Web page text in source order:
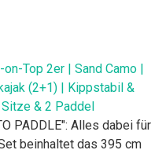
Top 2er | Sand Camo |
(2+1) | Kippstabil &
& 2 Paddel
PADDLE": Alles dabei für
beinhaltet das 395 cm